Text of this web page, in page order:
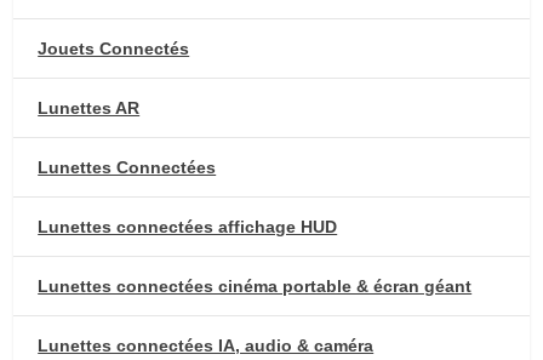
Jouets Connectés
Lunettes AR
Lunettes Connectées
Lunettes connectées affichage HUD
Lunettes connectées cinéma portable & écran géant
Lunettes connectées IA, audio & caméra